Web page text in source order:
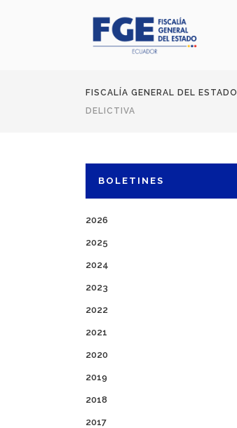
FISCALÍA GENERAL DEL ESTADO
DELICTIVA
BOLETINES
2026
2025
2024
2023
2022
2021
2020
2019
2018
2017